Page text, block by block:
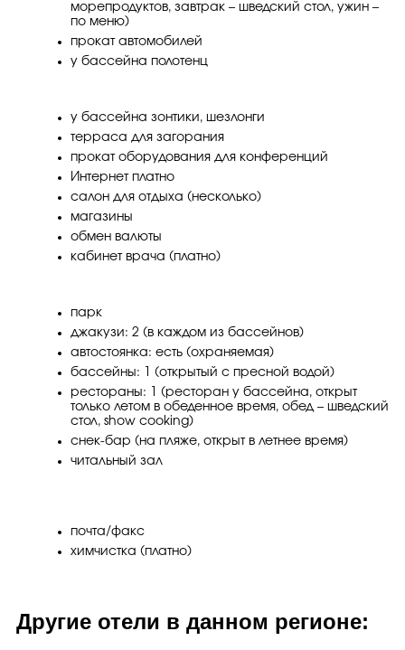
морепродуктов, завтрак – шведский стол, ужин –
по меню)
прокат автомобилей
у бассейна полотенц
у бассейна зонтики, шезлонги
терраса для загорания
прокат оборудования для конференций
Интернет платно
салон для отдыха (несколько)
магазины
обмен валюты
кабинет врача (платно)
парк
джакузи: 2 (в каждом из бассейнов)
автостоянка: есть (охраняемая)
бассейны: 1 (открытый с пресной водой)
рестораны: 1 (ресторан у бассейна, открыт
только летом в обеденное время, обед – шведский
стол, show cooking)
снек-бар (на пляже, открыт в летнее время)
читальный зал
почта/факс
химчистка (платно)
Другие отели в данном регионе: